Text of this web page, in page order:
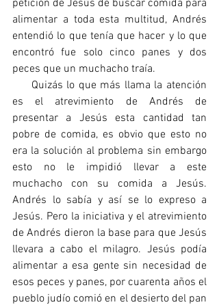
petición de Jesús de buscar comida para
alimentar a toda esta multitud, Andrés
entendió lo que tenía que hacer y lo que
encontró fue solo cinco panes y dos
peces que un muchacho traía.
es el atrevimiento de Andrés de
presentar a Jesús esta cantidad tan
pobre de comida, es obvio que esto no
era la solución al problema sin embargo
esto no le impidió llevar a este
muchacho con su comida a Jesús.
Andrés lo sabía y así se lo expreso a
Jesús. Pero la iniciativa y el atrevimiento
de Andrés dieron la base para que Jesús
llevara a cabo el milagro. Jesús podía
alimentar a esa gente sin necesidad de
esos peces y panes, por cuarenta años el
pueblo judío comió en el desierto del pan